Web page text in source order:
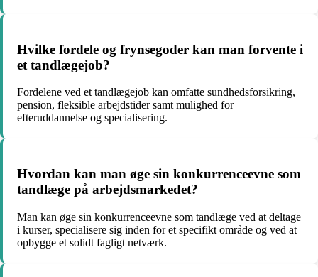
Hvilke fordele og frynsegoder kan man forvente i
et tandlægejob?
Fordelene ved et tandlægejob kan omfatte sundhedsforsikring,
pension, fleksible arbejdstider samt mulighed for
efteruddannelse og specialisering.
Hvordan kan man øge sin konkurrenceevne som
tandlæge på arbejdsmarkedet?
Man kan øge sin konkurrenceevne som tandlæge ved at deltage
i kurser, specialisere sig inden for et specifikt område og ved at
opbygge et solidt fagligt netværk.